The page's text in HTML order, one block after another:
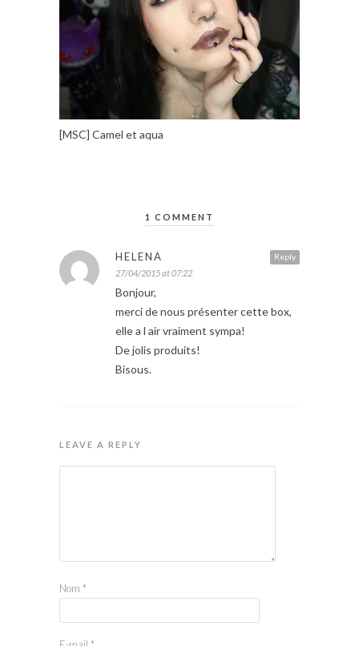
[MSC] Camel et aqua
1 COMMENT
Reply
HELENA
27/04/2015 at 07:22
Bonjour,
merci de nous présenter cette box,
elle a l air vraiment sympa!
De jolis produits!
Bisous.
LEAVE A REPLY
Nom *